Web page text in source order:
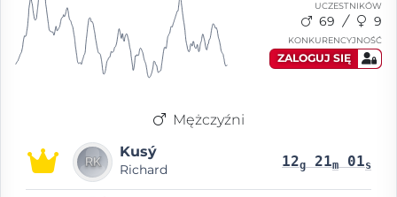
UCZESTNIKÓW
69 9
KONKURENCYJNOŚĆ
ZALOGUJ SIĘ
Mężczyźni
Kusý
Richard 12g 21m 01s